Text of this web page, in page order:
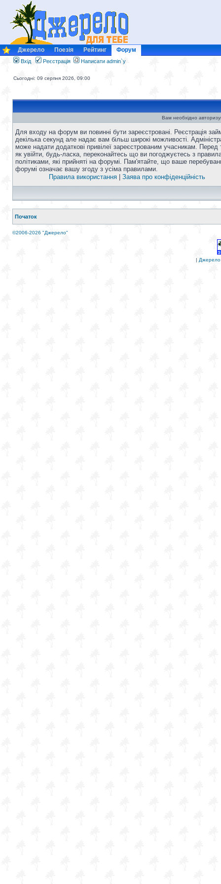
Джерело Поезія Рейтинг Форум
Вхід Реєстрація Написати admin`у
Сьогодні: 09 серпня 2026, 09:00
Вам необхідно
Для входу на форум ви повинні бути зареєстровані. Реєстрація
декілька секунд але надає вам більш широкі можливості.
може надати додаткові привілеї зареєстрованим учасникам. Перед
як увійти, будь-ласка, переконайтесь що ви погоджуєтесь з
політиками, які прийняті на форумі. Пам'ятайте, що ваше
форумі означає вашу згоду з усіма правилами.
Правила використання
Заява про конфіденційність
Початок
©2006-2026 "Джерело"
| Джерело